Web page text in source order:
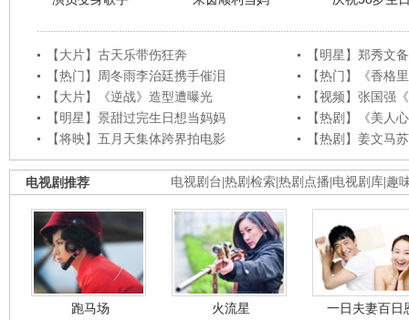
【大片】古天乐带伤狂奔
【明星】郑秀文
【热门】周冬雨李治廷携手催泪
【热门】《香格
【大片】《逆战》造型遭曝光
【视频】张国强
【明星】景甜过完生日想当妈妈
【热剧】《美人
【将映】五月天集体跨界拍电影
【热剧】姜文马
电视剧台 热剧检索 热剧点播 电视剧库 趣
电视剧推荐
跑马场 火流星 一日夫妻百日